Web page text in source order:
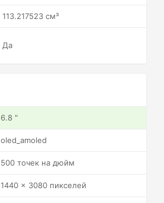
113.217523 см³
Да
6.8 "
oled_amoled
500 точек на дюйм
1440 x 3080 пикселей